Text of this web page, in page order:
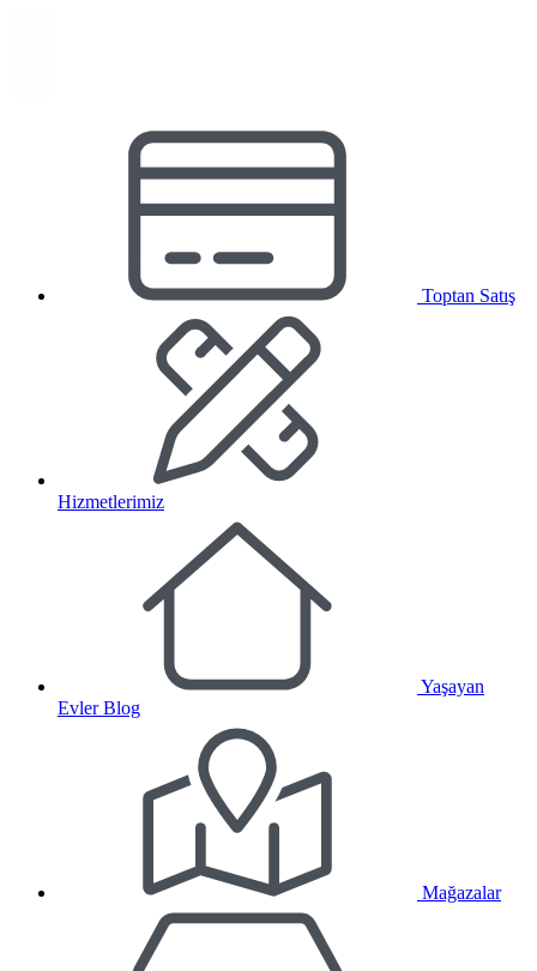
Toptan Satış
Hizmetlerimiz
Yaşayan
Evler Blog
Mağazalar